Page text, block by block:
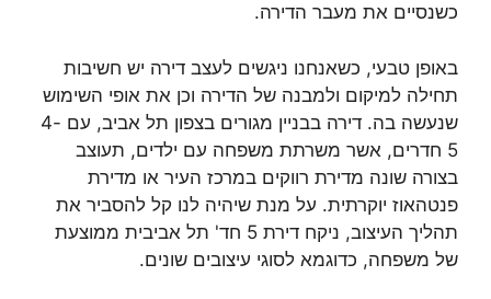
כשנסיים את מעבר הדירה.
באופן טבעי, כשאנחנו ניגשים לעצב דירה יש חשיבות
תחילה למיקום ולמבנה של הדירה וכן את אופי השימוש
שנעשה בה. דירה בבניין מגורים בצפון תל אביב, עם 4-
5 חדרים, אשר משרתת משפחה עם ילדים, תעוצב
בצורה שונה מדירת רווקים במרכז העיר או מדירת
פנטהאוז יוקרתית. על מנת שיהיה לנו קל להסביר את
תהליך העיצוב, ניקח דירת 5 חד' תל אביבית ממוצעת
של משפחה, כדוגמא לסוגי עיצובים שונים.